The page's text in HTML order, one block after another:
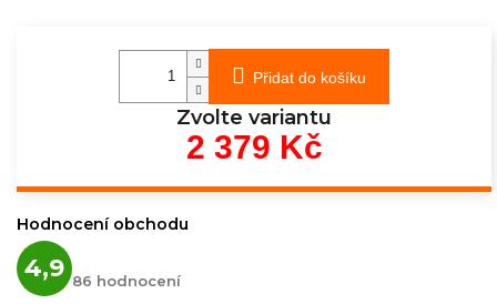
Přidat do košíku
Zvolte variantu
2 379 KčMěrná
Hodnocení obchodu
4,9 hodnocení
obchodu
86 hodnocení